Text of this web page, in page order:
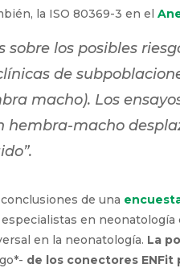
la ISO 80369-3 en el
sobre los posibles
de
macho). Los
macho
de una
especialistas en neonatología
en la neonatología. La
de los conectores